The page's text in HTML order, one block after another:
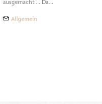
ausgemacht ... Da…
Allgemein